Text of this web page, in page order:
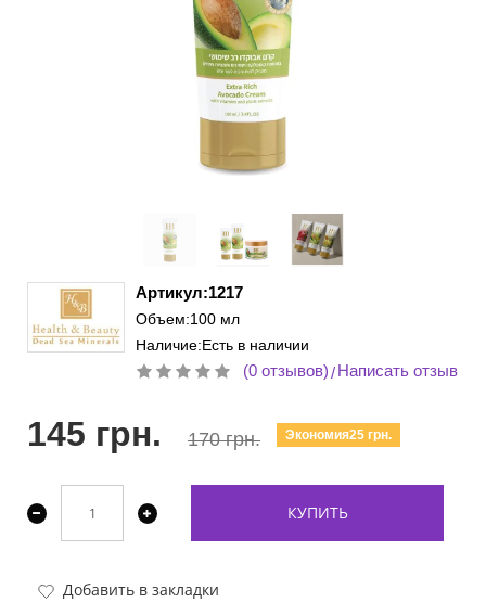
Артикул:1217
Объем:100 мл
Наличие:Есть в наличии
(0 отзывов)/Написать отзыв
145 грн. 170 грн. Экономия25 грн.
КУПИТЬ
Добавить в закладки